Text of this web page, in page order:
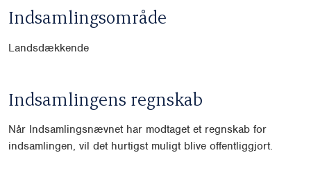
Indsamlingsområde
Landsdækkende
Indsamlingens regnskab
Når Indsamlingsnævnet har modtaget et regnskab for
indsamlingen, vil det hurtigst muligt blive offentliggjort.